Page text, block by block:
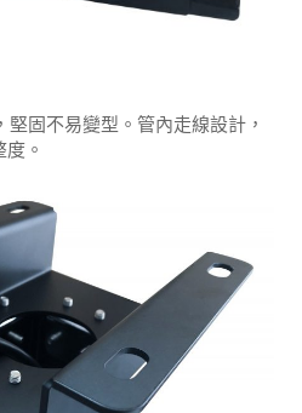
堅固不易變型。管內走線設計，
。